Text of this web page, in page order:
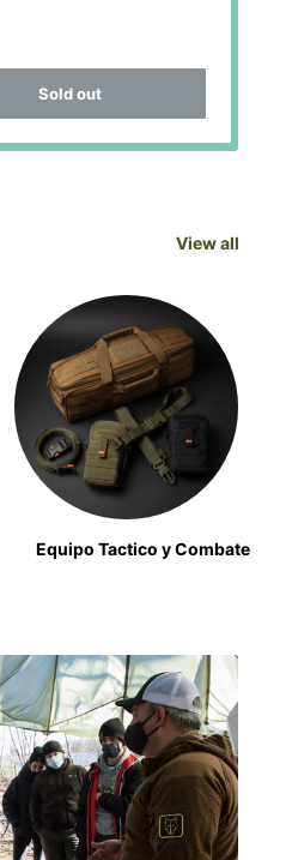
Sold out
View all
Equipo Tactico y Combate